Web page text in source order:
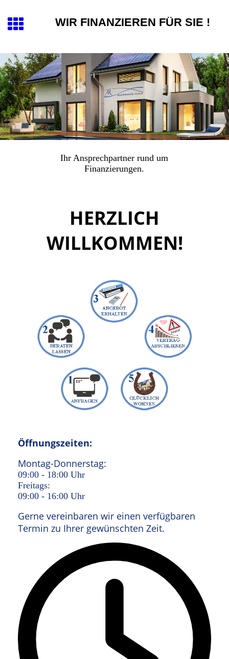
WIR FINANZIEREN FÜR SIE !
Ihr Ansprechpartner rund um
Finanzierungen.
HERZLICH
WILLKOMMEN!
Öffnungszeiten:
Montag-Donnerstag:
09:00 - 18:00 Uhr
Freitags:
09:00 - 16:00 Uhr
Gerne vereinbaren wir einen verfügbaren
Termin zu Ihrer gewünschten Zeit.